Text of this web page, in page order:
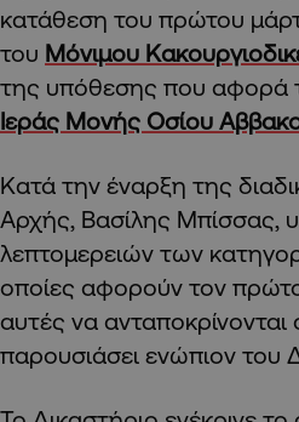
κατάθεση του πρώτου
του Μόνιμου
της υπόθεσης που αφορά
Ιεράς Μονής Οσίου
Κατά την έναρξη της
Αρχής, Βασίλης Μπίσσας,
λεπτομερειών των
οποίες αφορούν τον
αυτές να
παρουσιάσει ενώπιον του